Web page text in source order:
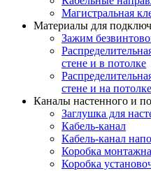
Магистральная
Материалы для
Зажим
стене и в потолке
стене и на потолке
Каналы настенного и
Заглушка для
Кабель-канал
Кабель-канал
Коробка
Коробка